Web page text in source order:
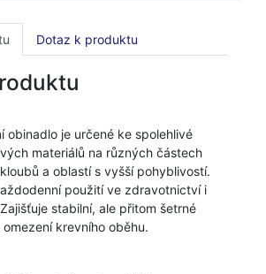
Dotaz k produktu
obinadlo je určené ke spolehlivé
materiálů na různých částech
a oblastí s vyšší pohyblivostí.
použití ve zdravotnictví i
stabilní, ale přitom šetrné
krevního oběhu.